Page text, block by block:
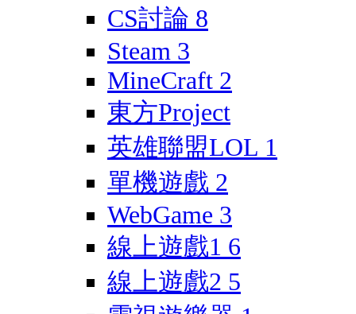
CS討論 8
Steam 3
MineCraft 2
東方Project
英雄聯盟LOL 1
單機遊戲 2
WebGame 3
線上遊戲1 6
線上遊戲2 5